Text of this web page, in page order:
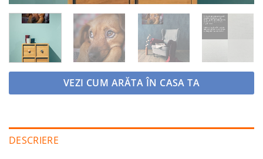
VEZI CUM ARĂTA ÎN CASA TA
DESCRIERE